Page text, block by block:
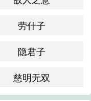
劳什子
隐君子
慈明无双